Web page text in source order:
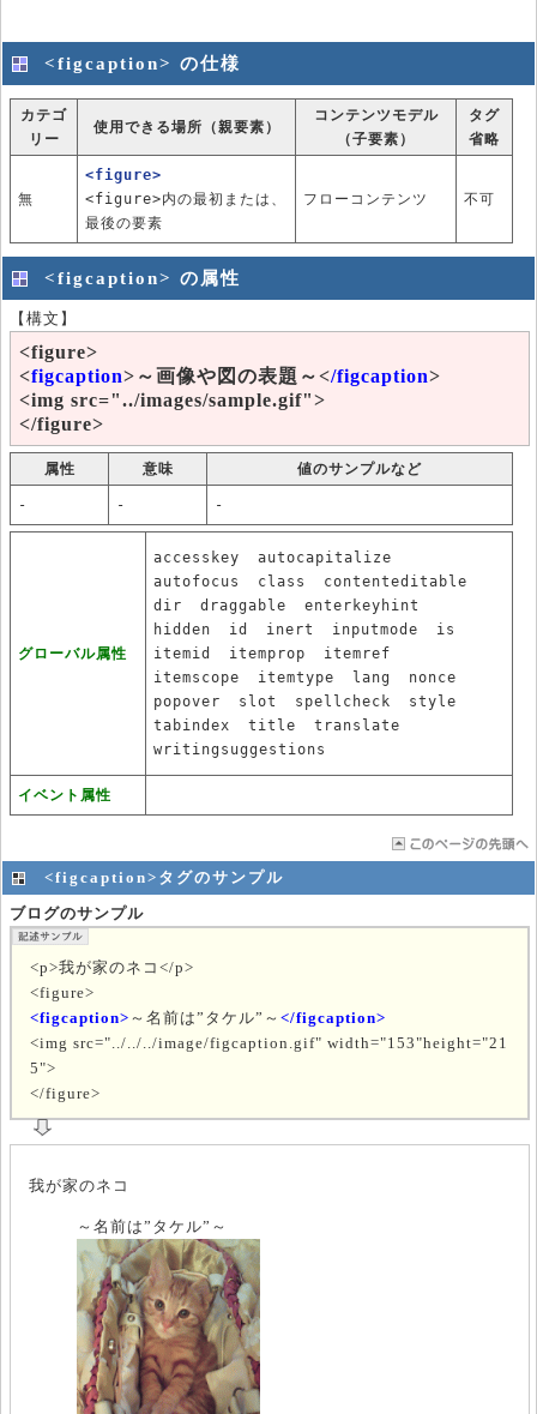
<figcaption> の仕様
カテゴ
リー
使用できる場所（親要素）
コンテンツモデル
（子要素）
タグ
省略
無
<figure>
<figure>内の最初または、
最後の要素
フローコンテンツ 不可
<figcaption> の属性
【構文】
<figure>
<figcaption>～画像や図の表題～</figcaption>
<img src="../images/sample.gif">
</figure>
属性 意味 値のサンプルなど
- - -
グローバル属性
accesskey
autocapitalize
autofocus
class
contenteditable
dir
draggable
enterkeyhint
hidden
id inert inputmode
is
itemid
itemprop
itemref
itemscope
itemtype lang
nonce
popover
slot spellcheck
style
tabindex
title
translate
writingsuggestions
イベント属性
<figcaption>タグのサンプル
ブログのサンプル
<p>我が家のネコ</p>
<figure>
<figcaption> ～名前は”タケル”～ </figcaption>
<img src="../../../image/figcaption.gif" width="153"height="21
5">
</figure>
我が家のネコ
～名前は”タケル”～